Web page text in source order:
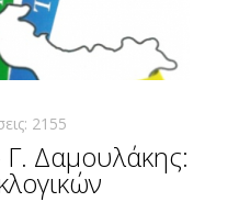
2155
Δαμουλάκης: